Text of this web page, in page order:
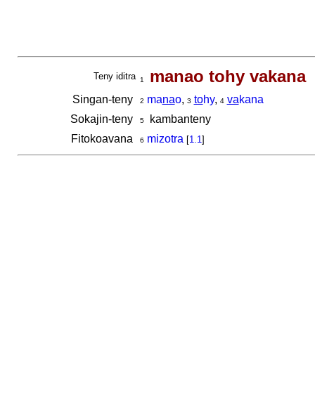
Teny iditra 1 manao tohy vakana
Singan-teny 2 manao, 3 tohy, 4 vakana
Sokajin-teny
5kambanteny
Fitokoavana
6 mizotra [1.1]